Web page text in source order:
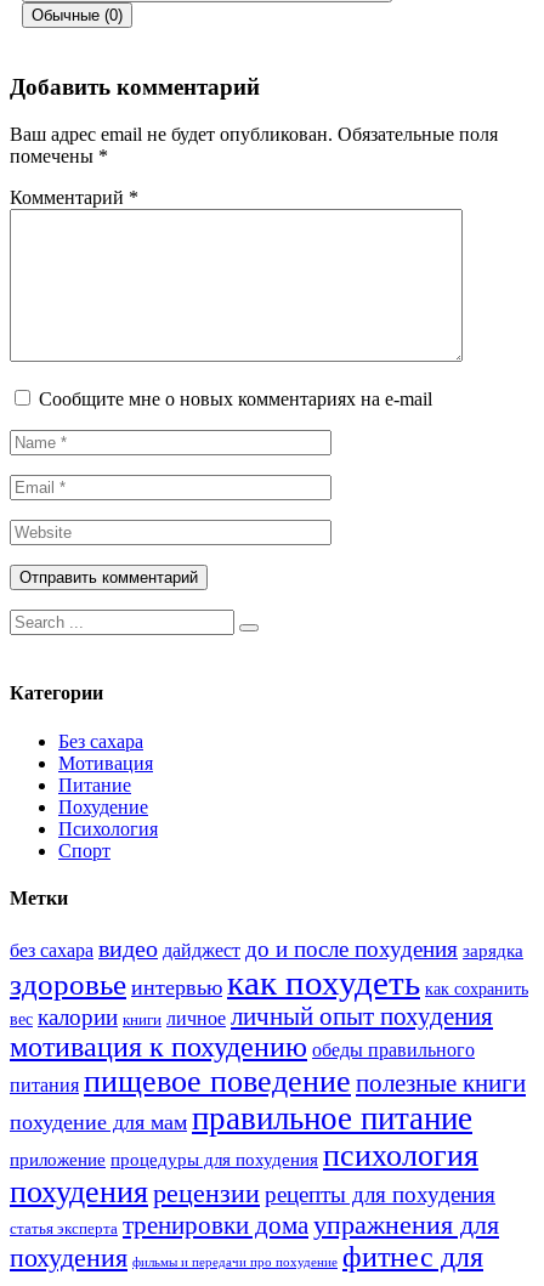
Обычные (0)
Добавить комментарий
Ваш адрес email не будет опубликован. Обязательные поля
помечены *
Комментарий *
Сообщите мне о новых комментариях на e-mail
Искать:
Категории
Без сахара
Мотивация
Питание
Похудение
Психология
Спорт
Метки
без сахара видео дайджест до и после похудения зарядка
здоровье интервью как похудеть как сохранить
вес калории книги личное личный опыт похудения
мотивация к похудению обеды правильного
питания пищевое поведение полезные книги
похудение для мам правильное питание
приложение процедуры для похудения психология
похудениярецензиирецепты для похудения
статья эксперта тренировки домаупражнения для
похудения фильмы и передачи про похудение фитнес для